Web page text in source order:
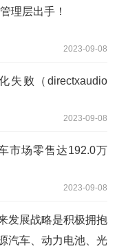
理层出手！
2023-09-08
失败（directxaudio
2023-09-08
市场零售达192.0万
2023-09-08
发展战略是积极拥抱
汽车、动力电池、光